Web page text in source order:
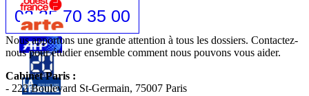
02 35 70 35 00
Nous apportons une grande attention à tous les dossiers. Contactez-
nous pour étudier ensemble comment nous pouvons vous aider.
Cabinet Paris :
- 222 Boulevard St-Germain, 75007 Paris